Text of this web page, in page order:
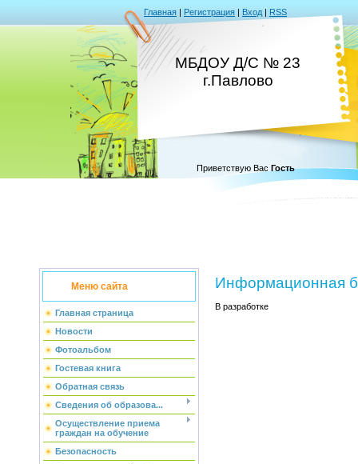
Главная | Регистрация | Вход | RSS
МБДОУ Д/С № 23
г.Павлово
Приветствую Вас Гость
Меню сайта
Главная страница
Новости
Фотоальбом
Гостевая книга
Обратная связь
Сведения об образова...
Осуществление приема
граждан на обучение
Безопасность
Информационная
В разработке